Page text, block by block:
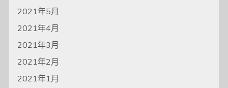
2021年5月
2021年4月
2021年3月
2021年2月
2021年1月